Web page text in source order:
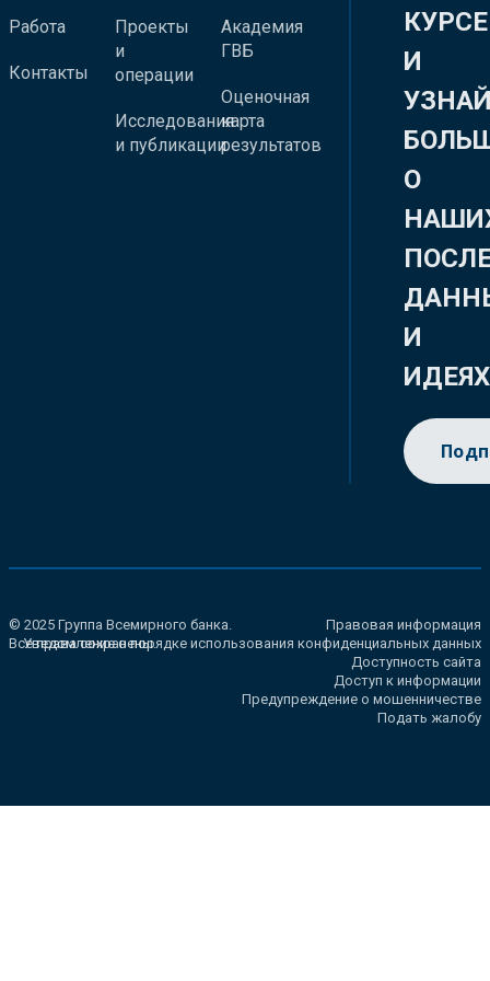
Работа
Контакты
Проекты
и
операции
Исследования
и публикации
Академия
ГВБ
Оценочная
карта
результатов
КУРСЕ
И
О
И
ИДЕЯХ
© 2025 Группа Всемирного банка.
Все права сохранены.
Правовая информация
Уведомление о порядке использования конфиденциальных данных
Доступность сайта
Доступ к информации
Предупреждение о мошенничестве
Подать жалобу